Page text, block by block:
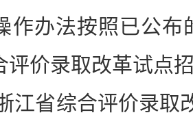
作办法按照已公布
评价录取改革试点
江省综合评价录取